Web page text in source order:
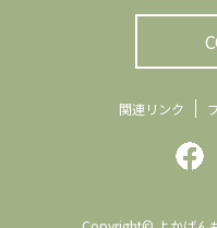
関連リンク